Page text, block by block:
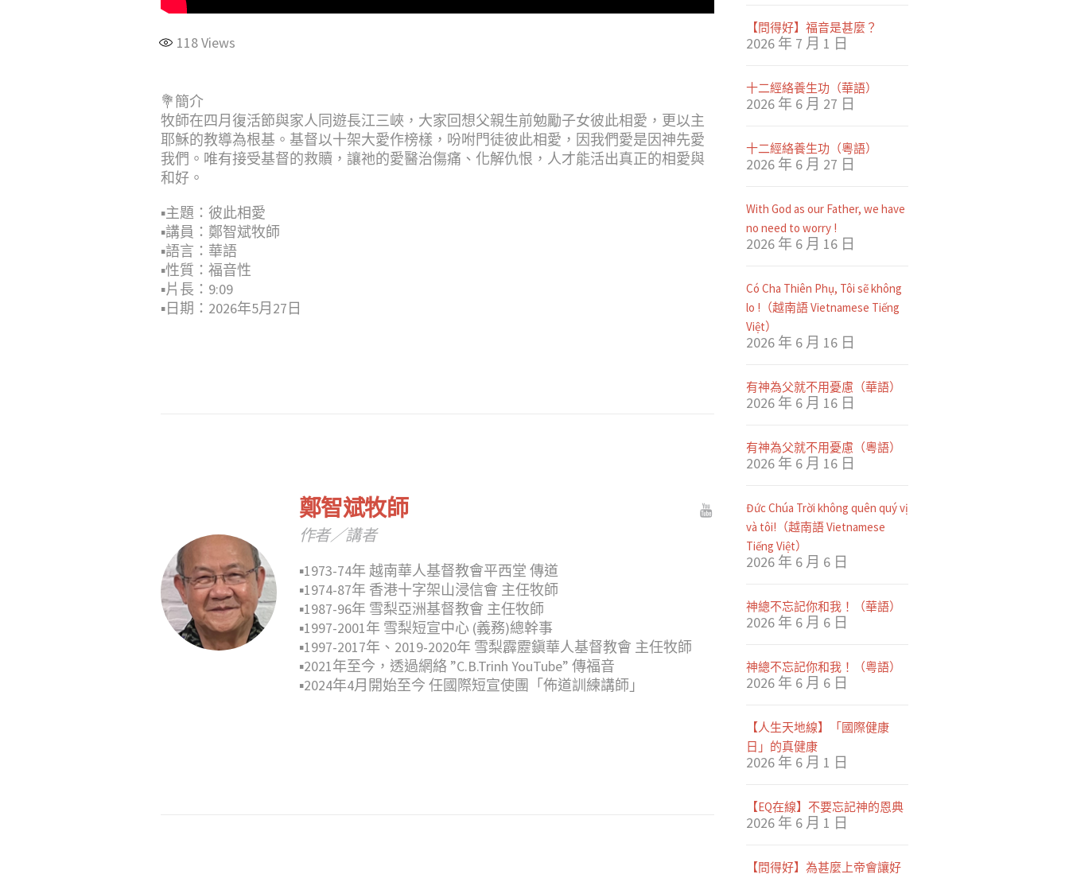
118Views
💐簡介
牧師在四月復活節與家人同遊長江三峽，大家回想父親生前勉勵子女彼此相愛，更以主
耶穌的教導為根基。基督以十架大愛作榜樣，吩咐門徒彼此相愛，因我們愛是因神先愛
我們。唯有接受基督的救贖，讓祂的愛醫治傷痛、化解仇恨，人才能活出真正的相愛與
和好。
▪︎主題：彼此相愛
▪︎講員：鄭智斌牧師
▪︎語言：華語
▪︎性質：福音性
▪︎片長：9:09
▪︎日期：2026年5月27日
鄭智斌牧師
作者／講者
▪︎1973-74年 越南華人基督教會平西堂 傳道
▪︎1974-87年 香港十字架山浸信會 主任牧師
▪︎1987-96年 雪梨亞洲基督教會 主任牧師
▪︎1997-2001年 雪梨短宣中心 (義務)總幹事
▪︎1997-2017年、2019-2020年 雪梨霹靂鎭華人基督教會 主任牧師
▪︎2021年至今，透過網絡 ”C.B.Trinh YouTube” 傳福音
▪︎2024年4月開始至今 任國際短宣使團「佈道訓練講師」
【問得好】福音是甚麼？
2026 年 7 月 1 日
十二經絡養生功（華語）
2026 年 6 月 27 日
十二經絡養生功（粵語）
2026 年 6 月 27 日
With God as our Father, we have
no need to worry !
2026 年 6 月 16 日
Có Cha Thiên Phụ, Tôi sẽ không
lo !（越南語 Vietnamese Tiếng
Việt）
2026 年 6 月 16 日
有神為父就不用憂慮（華語）
2026 年 6 月 16 日
有神為父就不用憂慮（粵語）
2026 年 6 月 16 日
Đức Chúa Trời không quên quý vị
và tôi!（越南語 Vietnamese
Tiếng Việt）
2026 年 6 月 6 日
神總不忘記你和我！（華語）
2026 年 6 月 6 日
神總不忘記你和我！（粤語）
2026 年 6 月 6 日
【人生天地線】「國際健康
日」的真健康
2026 年 6 月 1 日
【EQ在線】不要忘記神的恩典
2026 年 6 月 1 日
【問得好】為甚麼上帝會讓好